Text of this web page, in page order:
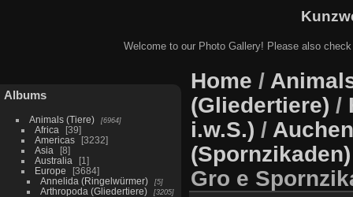
Welcome to our Photo Gallery! Please also
Albums
Animals (Tiere) 6964
Africa
39
Americas
3232
Asia
8
Australia
1
Europe
3684
Annelida (Ringelwürmer)
5
Arthropoda (Gliedertiere) 3205
Home /
(Gliedertiere) /
i.w.S.) /
(Spornzikaden)
Gro e